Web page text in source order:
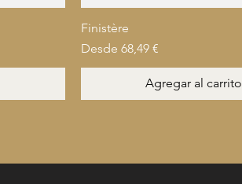
Finistère
Desde 68,49 €
Precio de oferta
Agregar al carrito